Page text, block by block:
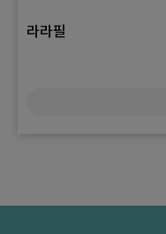
라라필